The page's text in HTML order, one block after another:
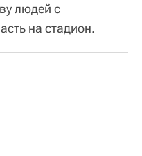
людей с
на стадион.